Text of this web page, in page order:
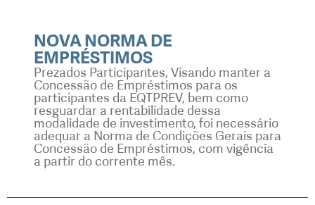
NOVA NORMA DE
EMPRÉSTIMOS
Prezados Participantes, Visando manter a
Concessão de Empréstimos para os
participantes da EQTPREV, bem como
resguardar a rentabilidade dessa
modalidade de investimento, foi necessário
adequar a Norma de Condições Gerais para
Concessão de Empréstimos, com vigência
a partir do corrente mês.